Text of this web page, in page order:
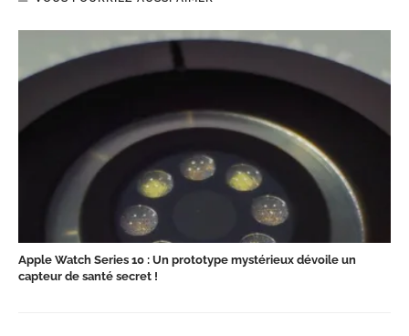
Apple Watch Series 10 : Un prototype mystérieux dévoile un
capteur de santé secret !